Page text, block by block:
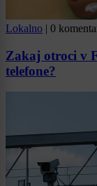
Lokalno | 0
Zakaj otroci v
telefone?